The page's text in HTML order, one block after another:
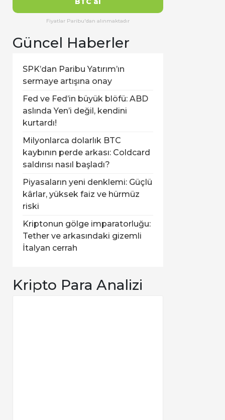
Fiyatlar Paribu'dan alınmaktadır
Güncel Haberler
SPK’dan Paribu Yatırım’ın
sermaye artışına onay
Fed ve Fed’in büyük blöfü: ABD
aslında Yen’i değil, kendini
kurtardı!
Milyonlarca dolarlık BTC
kaybının perde arkası: Coldcard
saldırısı nasıl başladı?
Piyasaların yeni denklemi: Güçlü
kârlar, yüksek faiz ve hürmüz
riski
Kriptonun gölge imparatorluğu:
Tether ve arkasındaki gizemli
İtalyan cerrah
Kripto Para Analizi